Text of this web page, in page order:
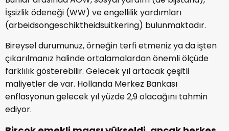
İşsizlik ödeneği (WW) ve engellilik yardımları
(arbeidsongeschiktheidsuitkering) bulunmaktadır.
Bireysel durumunuz, örneğin terfi etmeniz ya da işten
çıkarılmanız halinde ortalamalardan önemli ölçüde
farklılık gösterebilir. Gelecek yıl artacak çeşitli
maliyetler de var. Hollanda Merkez Bankası
enflasyonun gelecek yıl yüzde 2,9 olacağını tahmin
ediyor.